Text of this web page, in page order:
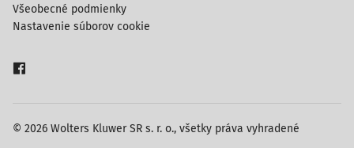
© 2026 Wolters Kluwer SR s. r. o., všetky práva vyhradené
Všeobecné podmienky
Nastavenie súborov cookie